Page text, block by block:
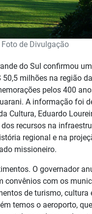
Foto de Divulgação
do Sul confirmou
50,5 milhões na região
pelos 400
A informação foi
Cultura, Eduardo
recursos na
regional e na
missioneiro.
O governador
convênios com os
de turismo, cultura
temos o aeroporto,